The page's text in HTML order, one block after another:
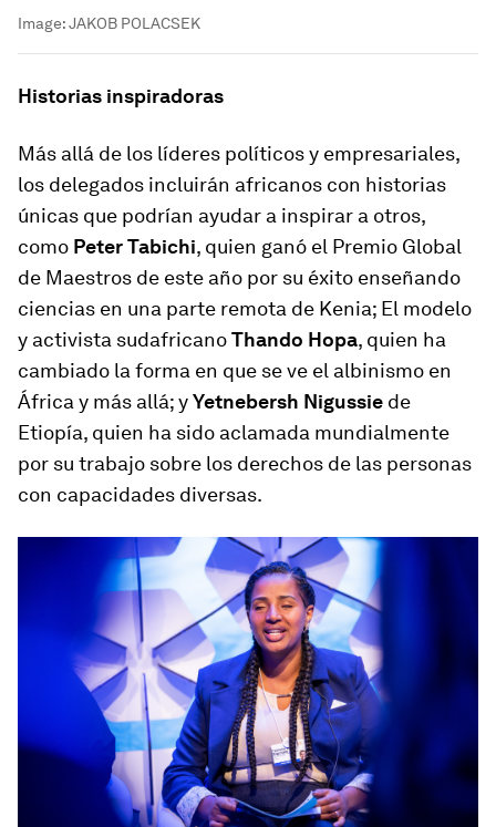
Image:JAKOB POLACSEK
Historias inspiradoras
Más allá de los líderes políticos y empresariales,
los delegados incluirán africanos con historias
únicas que podrían ayudar a inspirar a otros,
como Peter Tabichi, quien ganó el Premio Global
de Maestros de este año por su éxito enseñando
ciencias en una parte remota de Kenia; El modelo
y activista sudafricanoThando Hopa, quien ha
cambiado la forma en que se ve el albinismo en
África y más allá; yYetnebersh Nigussie de
Etiopía, quien ha sido aclamada mundialmente
por su trabajo sobre los derechos de las personas
con capacidades diversas.